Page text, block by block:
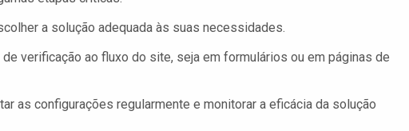
a solução adequada às suas necessidades.
verificação ao fluxo do site, seja em formulários ou em páginas de
as configurações regularmente e monitorar a eficácia da solução